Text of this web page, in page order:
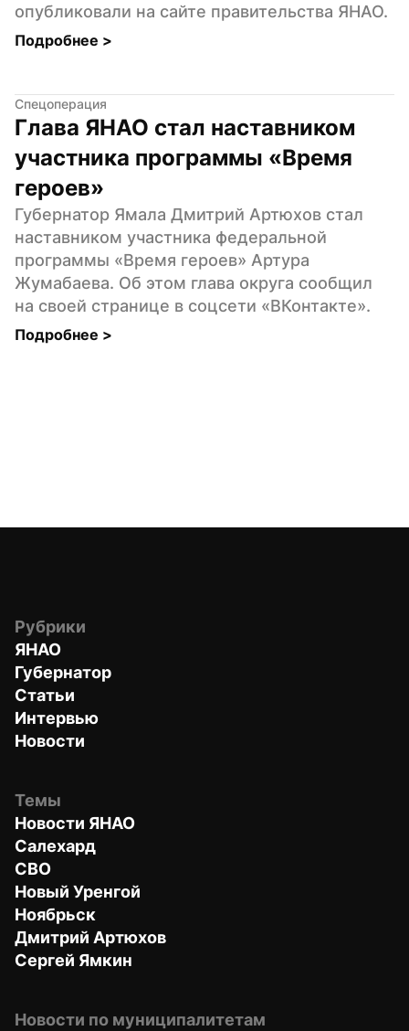
опубликовали на сайте правительства ЯНАО.
Подробнее >
Спецоперация
Глава ЯНАО стал наставником
участника программы «Время
героев»
Губернатор Ямала Дмитрий Артюхов стал
наставником участника федеральной
программы «Время героев» Артура
Жумабаева. Об этом глава округа сообщил
на своей странице в соцсети «ВКонтакте».
Подробнее >
Рубрики
ЯНАО
Губернатор
Статьи
Интервью
Новости
Темы
Новости ЯНАО
Салехард
СВО
Новый Уренгой
Ноябрьск
Дмитрий Артюхов
Сергей Ямкин
Новости по муниципалитетам